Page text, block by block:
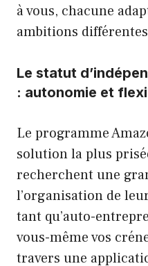
à vous, chacune
ambitions
Le statut
: autonomie et
Le programme
solution la plus
recherchent une
l’organisation de
tant qu’auto-
vous-même vos
travers une